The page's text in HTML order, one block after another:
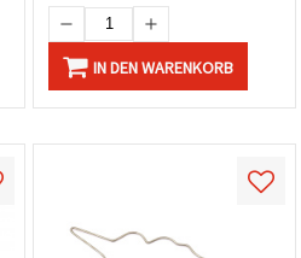
IN DEN WARENKORB